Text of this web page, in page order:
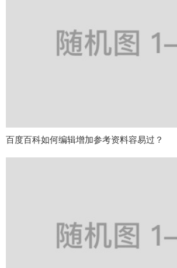
百度百科如何编辑增加参考资料容易过？